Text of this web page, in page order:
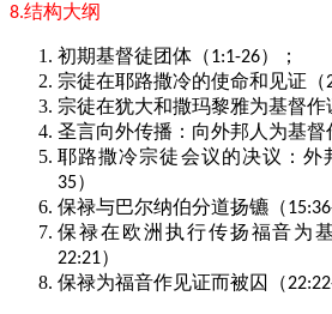
8.结构大纲
初期基督徒团体（1:1-26）；
宗徒在耶路撒冷的使命和见证（
宗徒在犹大和撒玛黎雅为基督作
圣言向外传播：向外邦人为基督
耶路撒冷宗徒会议的决议：外
35）
保禄与巴尔纳伯分道扬镳（
保禄在欧洲执行传扬福音为
22:21）
保禄为福音作见证而被囚（